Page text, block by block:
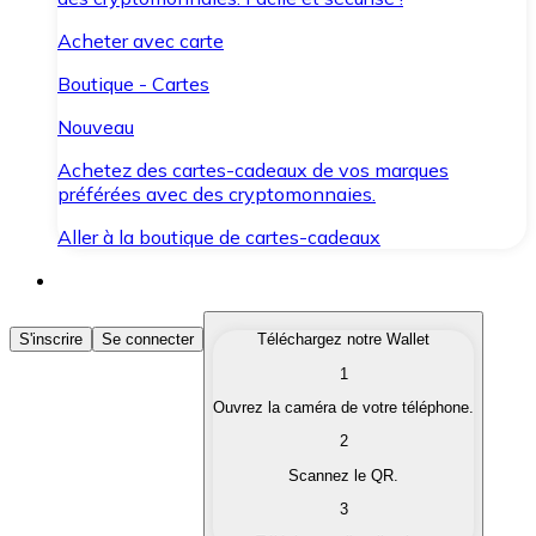
Acheter avec carte
Boutique - Cartes
Nouveau
Achetez des cartes-cadeaux de vos marques
préférées avec des cryptomonnaies.
Aller à la boutique de cartes-cadeaux
Acheter des Cryptomonnaies
Achetez les cryptomonnaies qui vous intéressent
Convertissez vos cryptomonnaies en monnaie
S'inscrire Se connecter
Téléchargez notre Wallet
1
Ouvrez la caméra de votre téléphone.
2
Scannez le QR.
3